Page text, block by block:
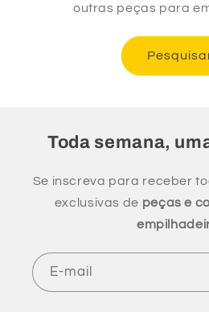
outras peças para
Toda semana,
Se inscreva para receber
exclusivas de peças e
E-mail